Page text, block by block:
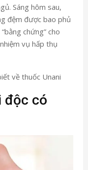
Sáng hôm sau,
đệm được bao phủ
chứng” cho
vụ hấp thụ
về thuốc Unani
độc có